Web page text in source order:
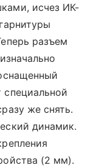
исчез ИК-
разъем
же снять.
динамик.
(2 мм).